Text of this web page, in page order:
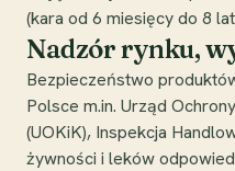
(kara od 6 miesięcy do 8
Nadzór rynku,
Bezpieczeństwo
Polsce m.in. Urząd
(UOKiK), Inspekcja
żywności i leków